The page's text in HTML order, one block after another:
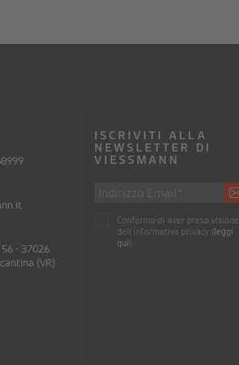
- 37026
(VR)
ISCRIVITI ALLA
NEWSLETTER DI
VIESSMANN
Confermo di aver preso visione
dell'informativa privacy ( leggi
qui